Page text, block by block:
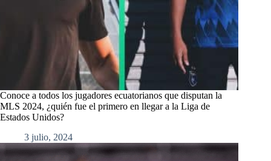
Conoce a todos los jugadores ecuatorianos que disputan la
MLS 2024, ¿quién fue el primero en llegar a la Liga de
Estados Unidos?
3 julio, 2024